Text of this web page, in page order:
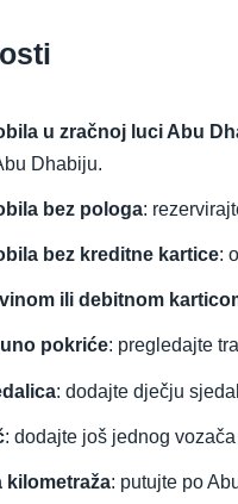
u zračnoj luci Abu
Dhabiju.
bez pologa:
bez kreditne kartice:
ili debitnom
pokriće: pregledajte
: dodajte dječju
: dodajte još jednog
kilometraža: putujte po